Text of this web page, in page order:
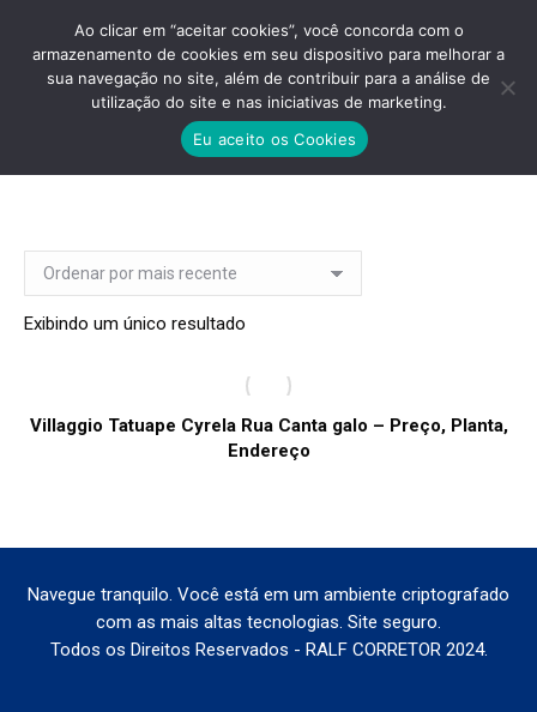
VILLAGGIO PIENZA TATUAPE
Você está aqui:
Exibindo um único resultado
Villaggio Tatuape Cyrela Rua Canta galo – Preço, Planta,
Endereço
Navegue tranquilo. Você está em um ambiente criptografado
com as mais altas tecnologias. Site seguro.
Todos os Direitos Reservados - RALF CORRETOR 2024.
Ao clicar em “aceitar cookies”, você concorda com o
armazenamento de cookies em seu dispositivo para melhorar a
sua navegação no site, além de contribuir para a análise de
utilização do site e nas iniciativas de marketing.
Eu aceito os Cookies